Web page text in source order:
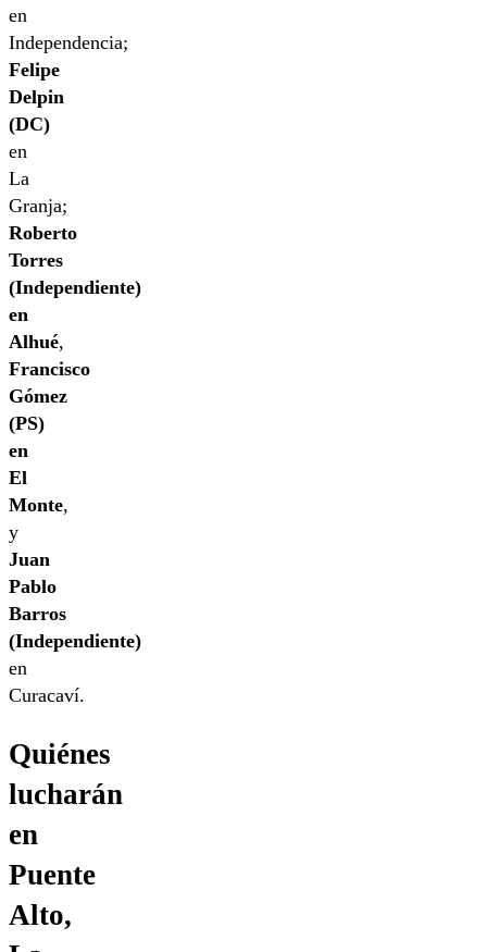
en
Independencia;
Felipe
Delpin
(DC)
en
La
Granja;
Roberto
Torres
(Independiente)
en
Alhué,
Francisco
Gómez
(PS)
en
El
Monte,
y
Juan
Pablo
Barros
(Independiente)
en
Curacaví.
Quiénes
lucharán
en
Puente
Alto,